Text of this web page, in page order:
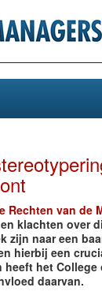
Rechten van de
klachten over
zijn naar een
hierbij een
het College
daarvan.